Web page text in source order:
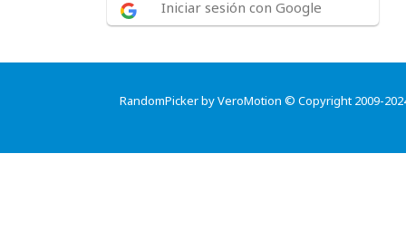
Iniciar sesión con Google
RandomPicker by VeroMotion © Copyright 2009-